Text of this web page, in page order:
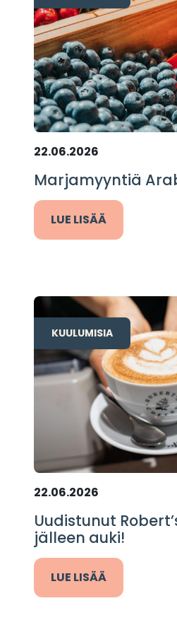
22.06.2026
Marjamyyntiä
LUE LISÄÄ
KUULUMISIA
22.06.2026
Uudistunut
jälleen auki!
LUE LISÄÄ